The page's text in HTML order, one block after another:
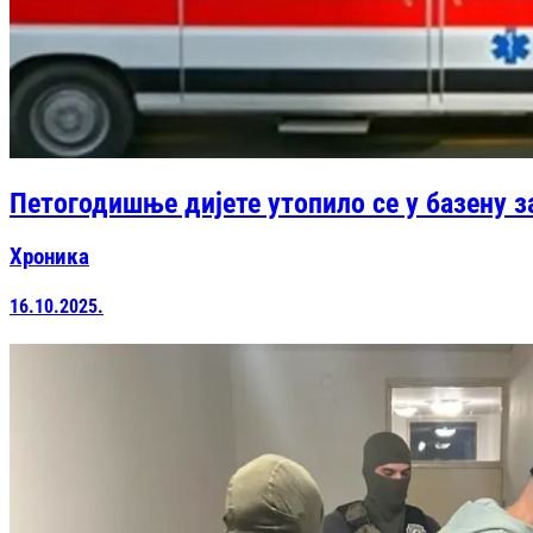
Петогодишње дијете утопило се у базену
Хроника
16.10.2025.